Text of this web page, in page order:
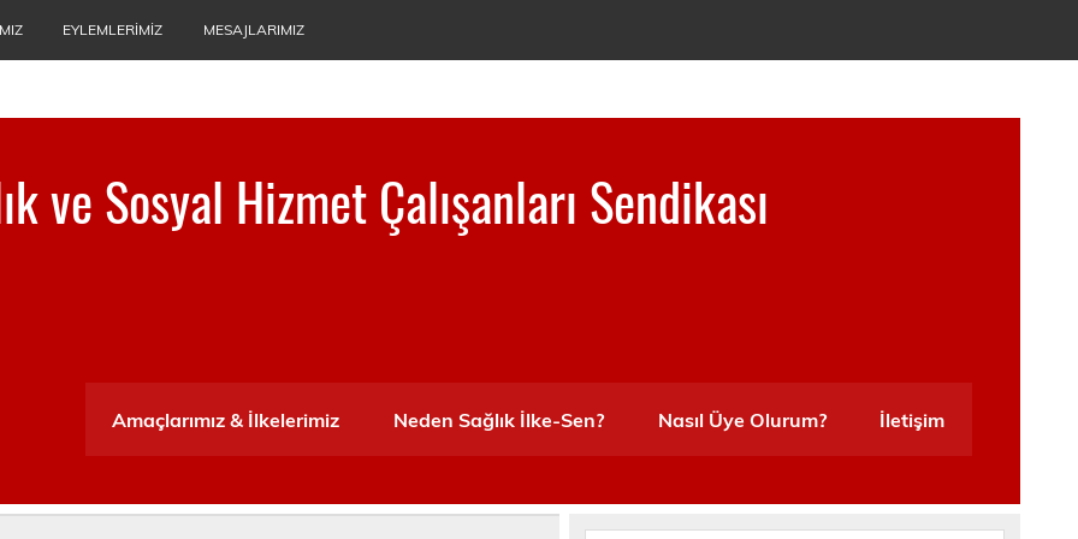
EYLEMLERIMIZ MESAJLARIMIZ
ve Sosyal Hizmet Çalışanları Sendikası
Amaçlarımız & İlkelerimiz
Neden Sağlık İlke-Sen? Nasıl Üye Olurum? İletişim